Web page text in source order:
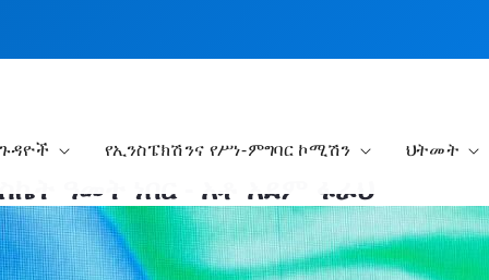
የኢንስፔክሽንና የሥነ-ምግባር ኮሚሽን ህትመት
ዓመት ነበር - አቶ አደም ፋራህ